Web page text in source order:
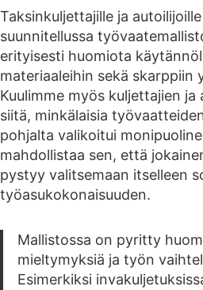
Taksinkuljettajille ja
suunnitellussa
erityisesti huomiota
materiaaleihin sekä skarppiin
Kuulimme myös kuljettajien
siitä, minkälaisia
pohjalta valikoitui
mahdollistaa sen, että
pystyy valitsemaan itselleen
työasukokonaisuuden.
Mallistossa on pyritty
mieltymyksiä ja työn
Esimerkiksi